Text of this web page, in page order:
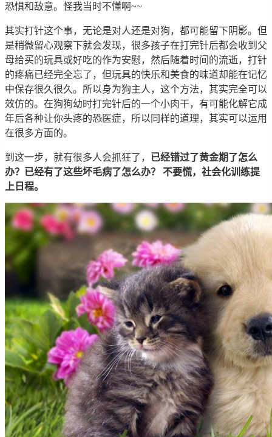
恐惧和敌意。怪我当时不懂啊~~
其实打针这个事，无论是对人还是对狗，都可能留下阴影。但
是稍微留心观察下就会发现，很多孩子在打完针后都会收到父
母给买的玩具或好吃的作为安慰，然后随着时间的流逝，打针
的疼痛已经完全忘了，但玩具的快乐和美食的味道却能在记忆
中保存很久很久。所以身为狗主人，这个方法，其实完全可以
效仿的。在狗狗幼时打完针后的一个小肉干，有可能化解它成
年后各种让你头疼的恐医症，所以同样的道理，其实可以运用
在很多方面的。
到这一步，就有很多人会抓狂了，
已经错过了黄金期了怎么
办？已经有了这些坏毛病了怎么办？ 不要慌，社会化训练提
上日程。